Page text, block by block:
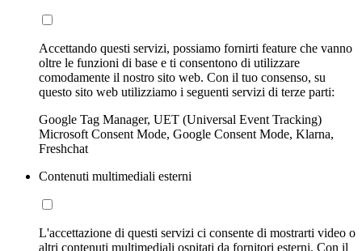
Accettando questi servizi, possiamo fornirti feature che vanno
oltre le funzioni di base e ti consentono di utilizzare
comodamente il nostro sito web. Con il tuo consenso, su
questo sito web utilizziamo i seguenti servizi di terze parti:
Google Tag Manager, UET (Universal Event Tracking)
Microsoft Consent Mode, Google Consent Mode, Klarna,
Freshchat
Contenuti multimediali esterni
L'accettazione di questi servizi ci consente di mostrarti video o
altri contenuti multimediali ospitati da fornitori esterni. Con il